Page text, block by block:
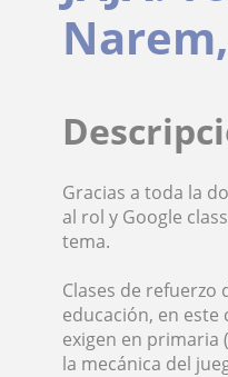
Gracias a toda la
al rol y Google
tema.
Clases de refuerzo
educación, en
exigen en primaria
la mecánica del